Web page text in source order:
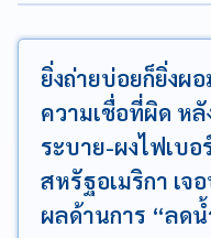
ยิ่งถ่ายบ่อยก็ยิ่งผ
ความเชื่อที่ผิด หลั
ระบาย-ผงไฟเบ
สหรัฐอเมริกา เจ
ผลด้านการ “ลด